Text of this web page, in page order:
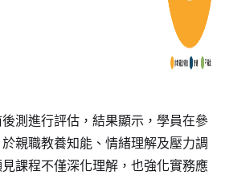
測進行評估，結果顯示，學員在參
親職教養知能、情緒理解及壓力調
課程不僅深化理解，也強化實務應